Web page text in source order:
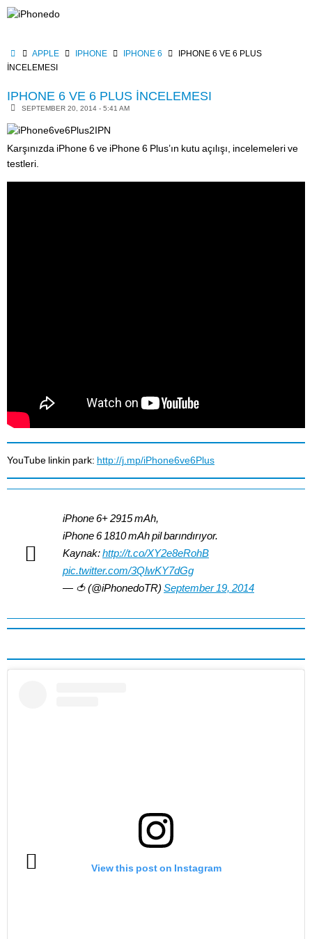
Skip
HOMEAPPLE IPHONE IPHONE 6
IPHONE 6 VE 6 PLUS
İNCELEMESI
IPHONE 6 VE 6 PLUS İNCELEMESI
SEPTEMBER 20, 2014 - 5:41 AM
Karşınızda iPhone 6 ve iPhone 6 Plus’ın kutu açılışı, incelemeleri ve
testleri.
YouTube linkin park: http://j.mp/iPhone6ve6Plus
iPhone 6+ 2915 mAh,
iPhone 6 1810 mAh pil barındırıyor.
Kaynak:http://t.co/XY2e8eRohB
pic.twitter.com/3QlwKY7dGg
— 🍅 (@iPhonedoTR) September 19, 2014
View this post on Instagram